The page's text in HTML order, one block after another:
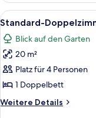
Alle
Fotos
für
Standard-
Doppelzimmer,
1
Doppelbett
anzeigen
4
Standard-
Blick auf den Garten
20 m²
Platz für 4 Personen
1 Doppelbett
Weitere Details
Weitere